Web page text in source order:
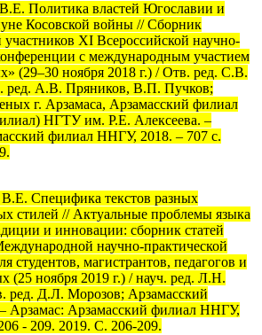
Политика властей Югославии и
Косовской войны // Сборник
участников XI Всероссийской научно-
с международным участием
(29–30 ноября 2018 г.) / Отв. ред. С.В.
ред. А.В. Пряников, В.П. Пучков;
г. Арзамаса, Арзамасский филиал
НГТУ им. Р.Е. Алексеева. –
филиал ННГУ, 2018. – 707 с.
В.Е. Специфика текстов разных
стилей // Актуальные проблемы языка
и инновации: сборник статей
научно-практической
студентов, магистрантов, педагогов и
(25 ноября 2019 г.) / науч. ред. Л.Н.
ред. Д.Л. Морозов; Арзамасский
Арзамас: Арзамасский филиал ННГУ,
- 209. 2019. С. 206-209.